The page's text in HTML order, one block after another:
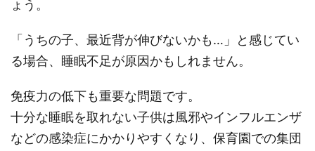
ょう。
「うちの子、最近背が伸びないかも…」と感じてい
る場合、睡眠不足が原因かもしれません。
免疫力の低下も重要な問題です。
十分な睡眠を取れない子供は風邪やインフルエンザ
などの感染症にかかりやすくなり、保育園での集団